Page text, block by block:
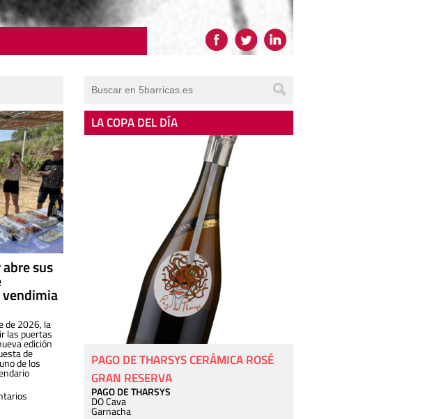
sus
de 2026, la
las puertas
edición
de
de los
LA COPA DEL DÍA
PAGO DE THARSYS CERÁMICA ROSÉ
GRAN RESERVA
PAGO DE THARSYS
DO Cava
Garnacha